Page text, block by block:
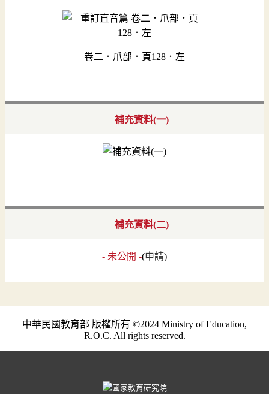
卷二．爪部．頁128．左
補充資料(一)
補充資料(二)
- 未公開 -(申請)
中華民國教育部 版權所有 ©2024 Ministry of Education,
R.O.C. All rights reserved.